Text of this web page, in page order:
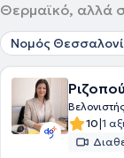
Θερμαϊκό, αλλά
Νομός
10|1